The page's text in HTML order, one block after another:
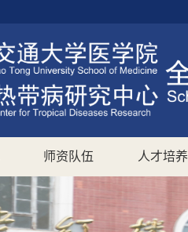
师资队伍 人才培养